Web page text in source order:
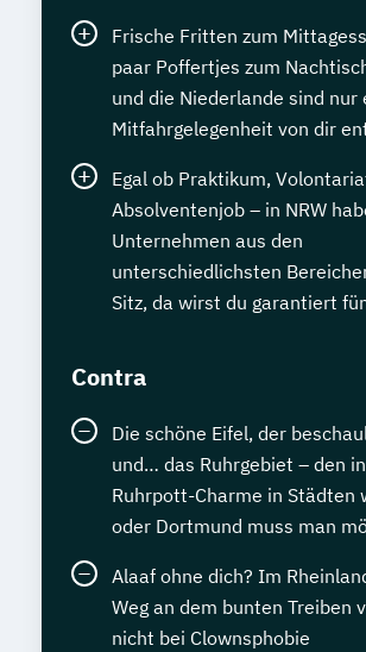
Frische Fritten zum
paar Poffertjes zum
und die Niederlande sind nur
Mitfahrgelegenheit von dir
Egal ob Praktikum,
Absolventenjob – in NRW
Unternehmen aus den
unterschiedlichsten
Sitz, da wirst du garantiert
Contra
Die schöne Eifel, der
und… das Ruhrgebiet – den
Ruhrpott-Charme in Städten
oder Dortmund muss man
Alaaf ohne dich? Im
Weg an dem bunten Treiben
nicht bei Clownsphobie